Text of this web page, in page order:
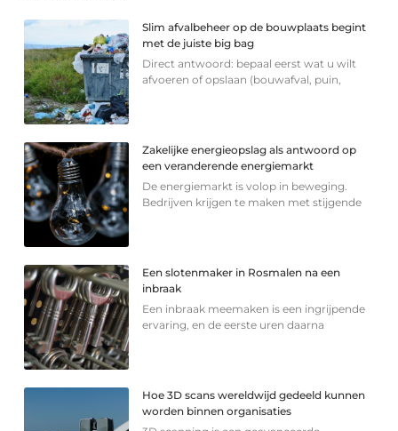
Slim afvalbeheer op de bouwplaats begint
met de juiste big bag
Direct antwoord: bepaal eerst wat u wilt
afvoeren of opslaan (bouwafval, puin,
Zakelijke energieopslag als antwoord op
een veranderende energiemarkt
De energiemarkt is volop in beweging.
Bedrijven krijgen te maken met stijgende
Een slotenmaker in Rosmalen na een
inbraak
Een inbraak meemaken is een ingrijpende
ervaring, en de eerste uren daarna
Hoe 3D scans wereldwijd gedeeld kunnen
worden binnen organisaties